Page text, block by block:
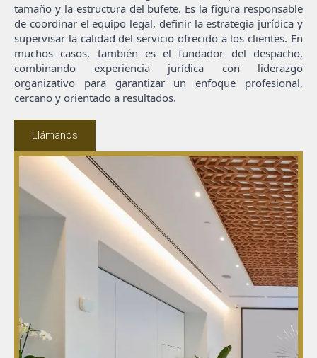
tamaño y la estructura del bufete. Es la figura responsable
de coordinar el equipo legal, definir la estrategia jurídica y
supervisar la calidad del servicio ofrecido a los clientes. En
muchos casos, también es el fundador del despacho,
combinando experiencia jurídica con liderazgo
organizativo para garantizar un enfoque profesional,
cercano y orientado a resultados.
Llámanos